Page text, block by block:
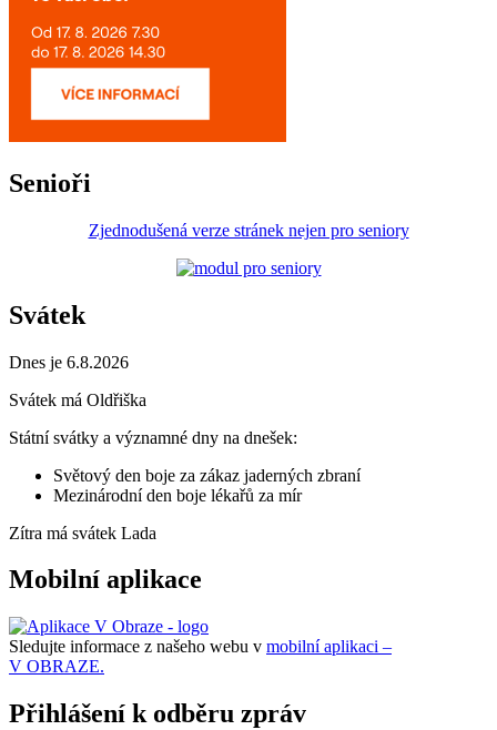
Senioři
Zjednodušená verze stránek nejen pro seniory
Svátek
Dnes je 6.8.2026
Svátek má Oldřiška
Státní svátky a významné dny na dnešek:
Světový den boje za zákaz jaderných zbraní
Mezinárodní den boje lékařů za mír
Zítra má svátek Lada
Mobilní aplikace
Sledujte informace z našeho webu v mobilní aplikaci –
V OBRAZE.
Přihlášení k odběru zpráv